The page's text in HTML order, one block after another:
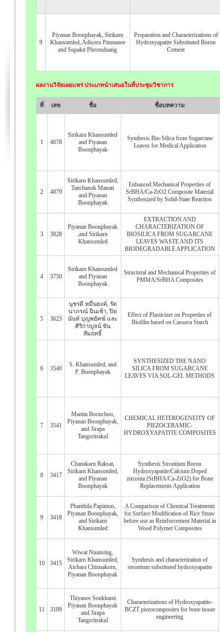
9
Piyanan Boonphayak, Sirikarn
Khansumled, Adisorn Pinmanee
and Supakit Phromduang
Preparation and Characterizations of
Hydroxyapatite Substituted Boron
Cement
ผลงานวิจัยเผยแพร่ ประเภทนำเสนอในที่ประชุมวิชาการ
ที่ เลข ชื่อ ชื่อบทความ
1 4078
Sirikarn Khansumled
and Piyanan
Boonphayak
Synthesis Bio-Silica from Sugarcane
Leaves for Medical Application
2 4079
Sirikarn Khansumled,
Tanchanok Manati
and Piyanan
Boonphayak
Enhanced Mechanical Properties of
SrBHA/Ca-ZrO2 Composite Material
Synthesized by Solid-State Reaction
3 3828
Piyanan Boonphayak
,and Sirikarn
Khansumled
EXTRACTION AND
CHARACTERIZATION OF
BIOSILICA FROM SUGARCANE
LEAVES WASTE AND ITS
BIODEGRADABLE APPLICATION
4 3750
Sirikarn Khansumled
and Piyanan
Boonphayak
Structural and Mechanical Properties of
PMMA/SrBHA Composites
5 3623
นุชรดี หมื่นยงค์, รัต
นาภรณ์ ฉินเช้า, ปิย
นันท์ บุญพยัคฆ์ และ
ศิริกาญจน์ ขัน
สัมฤทธิ์
Effect of Plasticizer on Properties of
Biofilm based on Cassava Starch
6 3540
S. Khansumled, and
P. Boonphayak
SYNTHESIZED THE NANO
SILICA FROM SUGARCANE
LEAVES VIA SOL-GEL METHODS
7 3541
Manita Boonchoo,
Piyanan Boonphayak,
and Jirapa
Tangsritrakul
CHEMICAL HETEROGENEITY OF
PIEZOCERAMIC-
HYDROXYAPATITE COMPOSITES
8 3417
Chanakarn Raksat,
Sirikarn Khansumled,
and Piyanan
Boonphayak
Synthesis Strontium Boron
Hydroxyapatite/Calcium Doped
zirconia (SrBHA/Ca-ZrO2) for Bone
Replacements Application
9 3418
Phanthila Papimon,
Piyanan Boonphayak,
and Sirikarn
Khansumled
A Comparison of Chemical Treatments
for Surface Modification of Rice Straw
before use as Reinforcement Material in
Wood Polymer Composites
10 3415
Wiwat Nuansing,
Sirikarn Khansumled,
Atchara Chinnakorn,
Piyanan Boonphayak
Synthesis and characterization of
strontium substituted hydroxyapatite
11 3189
Thiyanee Sonkhami
Piyanan Boonphayak
and Jirapa
Tangsritrakul
Characterizations of Hydroxyapatite-
BCZT piezocomposites for bone tissue
engineering